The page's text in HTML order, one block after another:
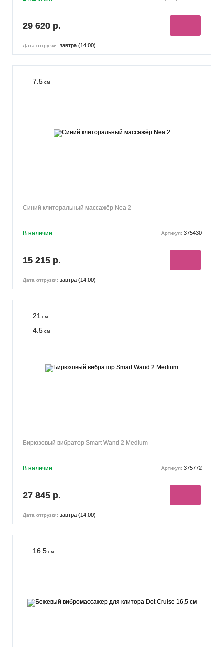
29 620 р.
Дата отгрузки: завтра (14:00)
7.5 см
Синий клиторальный массажёр Nea 2
В наличии Артикул: 375430
15 215 р.
Дата отгрузки: завтра (14:00)
21 см
4.5 см
Бирюзовый вибратор Smart Wand 2 Medium
В наличии Артикул: 375772
27 845 р.
Дата отгрузки: завтра (14:00)
16.5 см